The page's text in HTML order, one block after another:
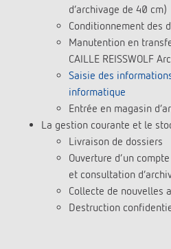
d’archivage de 40 cm)
Conditionnement des
Manutention en
CAILLE REISSWOLF
Saisie des
informatique
Entrée en magasin
La gestion courante et le
Livraison de dossiers
Ouverture d’un
et consultation
Collecte de nouvelles
Destruction